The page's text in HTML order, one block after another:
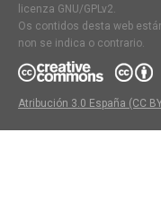
licenza GNU/GPLv2.
Os contidos desta web
non se indica o contrario.
Atribución 3.0 España (CC